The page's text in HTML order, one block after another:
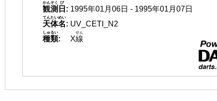
観測
かんそく
日
び
: 1995年01月06日 - 1995年01月07日
天体名
てんたいめい
: UV_CETI_N2
種類
しゅるい
: X線
せん